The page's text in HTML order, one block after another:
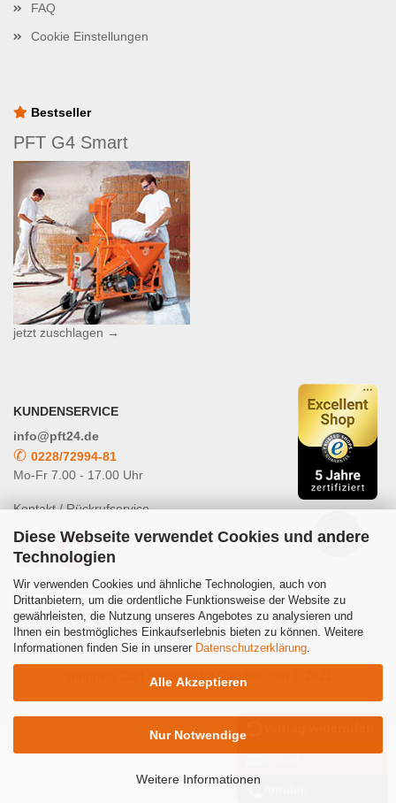
Diese Webseite verwendet Cookies und andere
Technologien
Wir verwenden Cookies und ähnliche Technologien, auch von
Drittanbietern, um die ordentliche Funktionsweise der Website zu
gewährleisten, die Nutzung unseres Angebotes zu analysieren und
Ihnen ein bestmögliches Einkaufserlebnis bieten zu können. Weitere
Informationen finden Sie in unserer Datenschutzerklärung
Alle Akzeptieren
Nur Notwendige
Weitere Informationen
FAQ
Cookie Einstellungen
Bestseller
PFT G4 Smart
jetzt zuschlagen →
KUNDENSERVICE
info@pft24.de
✆ 0228/72994-81
Mo-Fr 7.00 - 17.00 Uhr
Kontakt / Rückrufservice
Powered by Translate
Shopping Cart Software by Gambio.com © 2021